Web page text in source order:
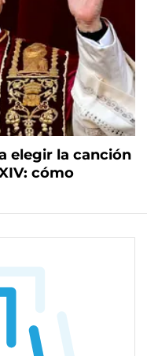
elegir la canción
cómo